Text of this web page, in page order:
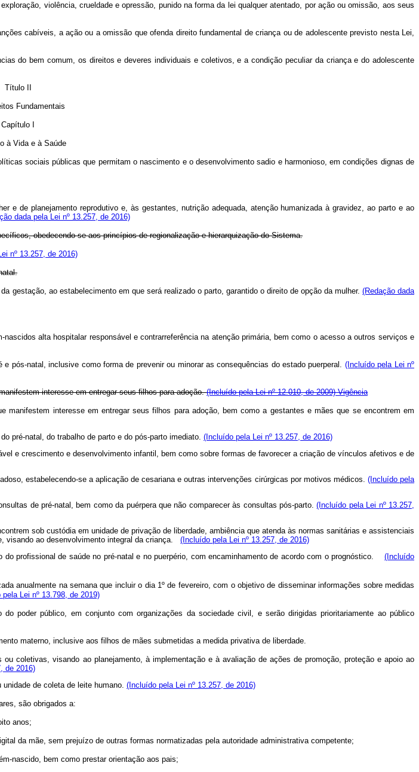
violência, crueldade e opressão, punido na forma da lei qualquer atentado, por ação ou omissão, aos seus
cabíveis, a ação ou a omissão que ofenda direito fundamental de criança ou de adolescente previsto nesta Lei,
do bem comum, os direitos e deveres individuais e coletivos, e a condição peculiar da criança e do adolescente
Título II
Fundamentais
Capítulo I
à Vida e à Saúde
sociais públicas que permitam o nascimento e o desenvolvimento sadio e harmonioso, em condições dignas de
de planejamento reprodutivo e, às gestantes, nutrição adequada, atenção humanizada à gravidez, ao parto e ao
dada pela Lei nº 13.257, de 2016)
obedecendo-se aos princípios de regionalização e hierarquização do Sistema.
nº 13.257, de 2016)
gestação, ao estabelecimento em que será realizado o parto, garantido o direito de opção da mulher. (Redação dada
alta hospitalar responsável e contrarreferência na atenção primária, bem como o acesso a outros serviços e
pós-natal, inclusive como forma de prevenir ou minorar as consequências do estado puerperal. (Incluído pela Lei nº
interesse em entregar seus filhos para adoção.(Incluído pela Lei nº 12.010, de 2009)Vigência
manifestem interesse em entregar seus filhos para adoção, bem como a gestantes e mães que se encontrem em
pré-natal, do trabalho de parto e do pós-parto imediato. (Incluído pela Lei nº 13.257, de 2016)
e crescimento e desenvolvimento infantil, bem como sobre formas de favorecer a criação de vínculos afetivos e de
estabelecendo-se a aplicação de cesariana e outras intervenções cirúrgicas por motivos médicos. (Incluído pela
de pré-natal, bem como da puérpera que não comparecer às consultas pós-parto.(Incluído pela Lei nº 13.257,
sob custódia em unidade de privação de liberdade, ambiência que atenda às normas sanitárias e assistenciais
ao desenvolvimento integral da criança.
(Incluído pela Lei nº 13.257, de 2016)
profissional de saúde no pré-natal e no puerpério, com encaminhamento de acordo com o prognóstico. (Incluído
anualmente na semana que incluir o dia 1º de fevereiro, com o objetivo de disseminar informações sobre medidas
Lei nº 13.798, de 2019)
poder público, em conjunto com organizações da sociedade civil, e serão dirigidas prioritariamente ao público
materno, inclusive aos filhos de mães submetidas a medida privativa de liberdade.
coletivas, visando ao planejamento, à implementação e à avaliação de ações de promoção, proteção e apoio ao
de 2016)
de coleta de leite humano. (Incluído pela Lei nº 13.257, de 2016)
são obrigados a:
anos;
da mãe, sem prejuízo de outras formas normatizadas pela autoridade administrativa competente;
nascido, bem como prestar orientação aos pais;